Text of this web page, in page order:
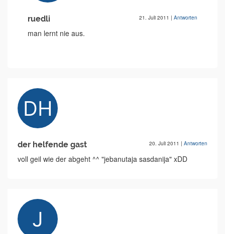
ruedli 21. Juli 2011 | Antworten
man lernt nie aus.
der helfende gast 20. Juli 2011 | Antworten
voll geil wie der abgeht ^^ "jebanutaja sasdanija" xDD